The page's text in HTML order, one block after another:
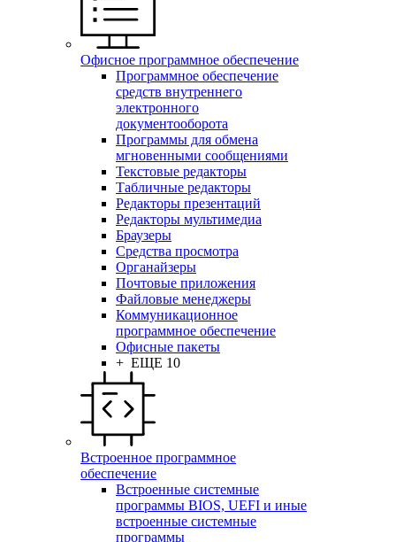
Офисное программное обеспечение
Программное обеспечение
средств внутреннего
электронного
документооборота
Программы для обмена
мгновенными сообщениями
Текстовые редакторы
Табличные редакторы
Редакторы презентаций
Редакторы мультимедиа
Браузеры
Средства просмотра
Органайзеры
Почтовые приложения
Файловые менеджеры
Коммуникационное
программное обеспечение
Офисные пакеты
+ ЕЩЕ 10
Встроенное программное
обеспечение
Встроенные системные
программы BIOS, UEFI и иные
встроенные системные
программы